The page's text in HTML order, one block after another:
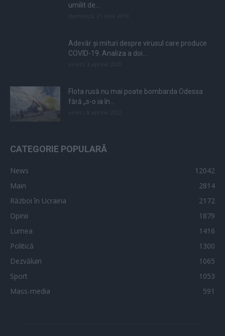
umilit de...
Adevăr și mituri despre virusul care produce
COVID-19. Analiza a doi...
Flota rusă nu mai poate bombarda Odessa
fără „s-o ia în...
CATEGORIE POPULARĂ
News
12042
Main
2814
Război în Ucraina
2172
Opinii
1879
Lumea
1416
Politică
1300
Dezvăluiri
1065
Sport
1053
Mass-media
591